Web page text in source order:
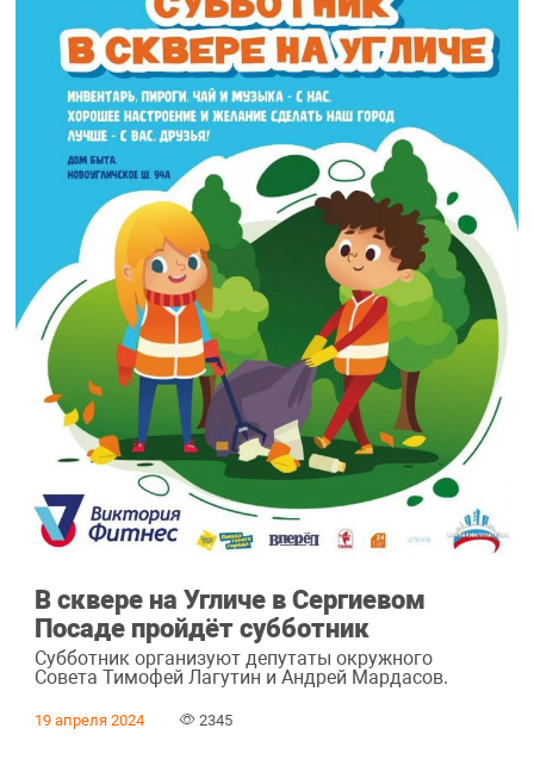
В сквере на Угличе в Сергиевом
Посаде пройдёт субботник
Субботник организуют депутаты окружного
Совета Тимофей Лагутин и Андрей Мардасов.
19 апреля 2024 2345